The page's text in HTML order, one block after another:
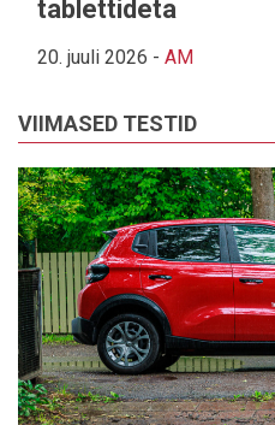
tablettideta
20. juuli 2026 - AM
VIIMASED TESTID